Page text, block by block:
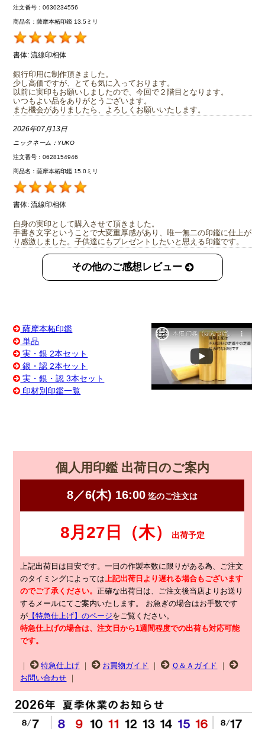
注文番号：0630234556
商品名：薩摩本柘印鑑 13.5ミリ
書体: 流線印相体
銀行印用に制作頂きました。
少し高価ですが、とても気に入っております。
以前に実印もお願いしましたので、今回で２階目となります。
いつもよい品をありがとうございます。
また機会がありましたら、よろしくお願いいたします。
2026年07月13日
ニックネーム： YUKO
注文番号：0628154946
商品名：薩摩本柘印鑑 15.0ミリ
書体: 流線印相体
自身の実印として購入させて頂きました。
手書き文字ということで大変重厚感があり、唯一無二の印鑑に仕上が
り感激しました。子供達にもプレゼントしたいと思える印鑑です。
その他のご感想レビュー
薩摩本柘印鑑
単品
実・銀 2本セット
銀・認 2本セット
実・銀・認 3本セット
印材別印鑑一覧
個人用印鑑 出荷日のご案内
上記出荷日は目安です。一日の作製本数に限りがある為、ご注文
のタイミングによっては上記出荷日より遅れる場合もございます
のでご了承ください。正確な出荷日は、ご注文後当店よりお送り
するメールにてご案内いたします。 お急ぎの場合はお手数です
が 【特急仕上げ】のページをご覧ください。
特急仕上げの場合は、注文日から1週間程度での出荷も対応可能
です。
｜ 特急仕上げ ｜ お買物ガイド ｜ Ｑ＆Ａガイド ｜
お問い合わせ ｜